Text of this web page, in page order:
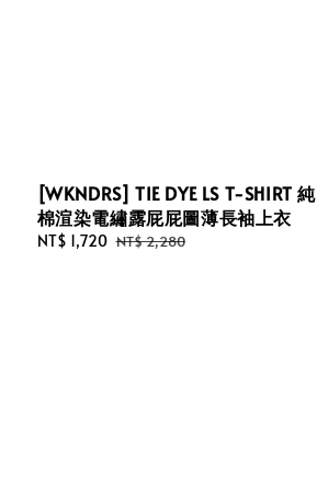
[WKNDRS] TIE DYE LS T-SHIRT 純
棉渲染電繡露屁屁圖薄長袖上衣
Sale
NT$ 1,720 Regular
NT$ 2,280